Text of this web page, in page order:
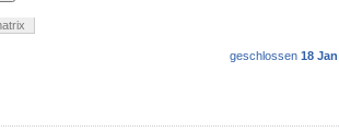
geschlossen 18